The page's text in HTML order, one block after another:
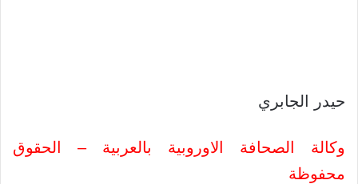
حيدر الجابري
وكالة الصحافة الاوروبية بالعربية – الحقوق
محفوظة